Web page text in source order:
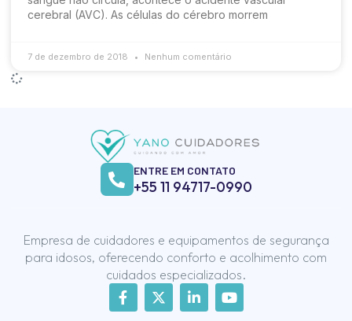
cerebral (AVC). As células do cérebro morrem
7 de dezembro de 2018 Nenhum comentário
ENTRE EM CONTATO
+55 11 94717-0990
Empresa de cuidadores e equipamentos de segurança
para idosos, oferecendo conforto e acolhimento com
cuidados especializados.